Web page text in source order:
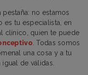
pestaña: no estamos
es tu especialista, en
clínico, quien te puede
. Todas somos
una cosa y a tu
igual de válidas.